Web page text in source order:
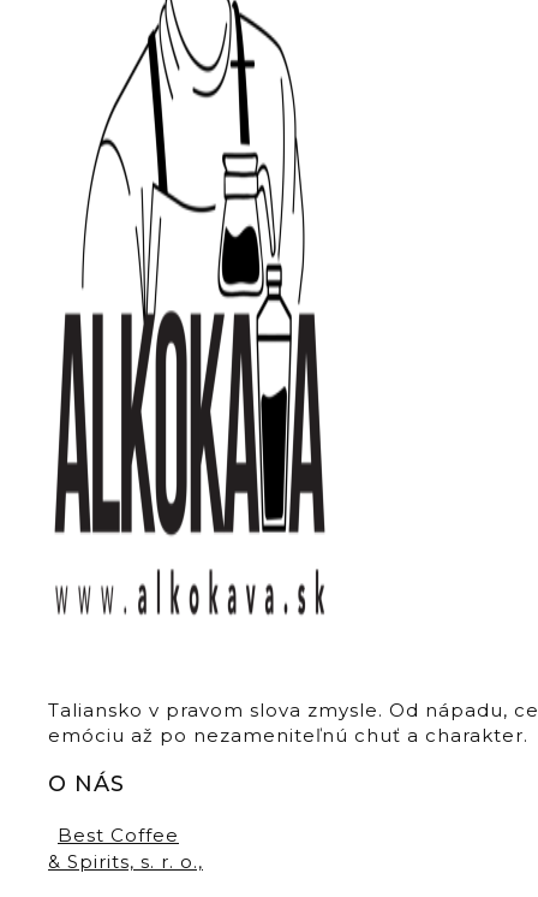
Taliansko v pravom slova zmysle. Od nápadu,
emóciu až po nezameniteľnú chuť a charakter.
O NÁS
Best Coffee
& Spirits, s. r. o.,